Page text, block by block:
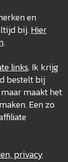
en
bij.Hier
.
links. Ik krijg
bestelt bij
maar maakt het
Een zo
privacy